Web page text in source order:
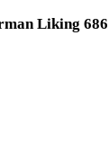
Liking 686